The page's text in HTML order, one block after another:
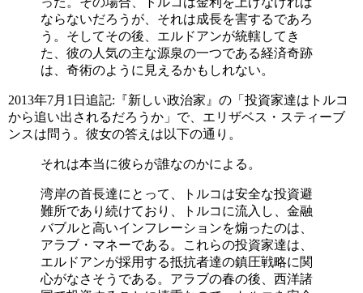
ならないだろうが、それは成長を害するであろ
う。そしてその後、エルドアンが統轄してき
た、彼の人気の主な源泉の一つである経済奇跡
は、奇術のように見えるかもしれない。
2013年7月1日追記:『新しい政治家』の「投資家達はトルコ
から追い出されるだろうか」で、エリザベス・スティーブ
ンスは問う。彼女の答えは以下の通り。
それは本当に彼らが誰なのかによる。
湾岸の首長達にとって、トルコは安全な投資避
難所であり続けており、トルコに流入し、金融
バブルと高いインフレーションを煽ったのは、
アラブ・マネーである。これらの投資家達は、
エルドアンが採用する抵抗者達の鎮圧戦略に関
心がなさそうである。アラブの春の後、西洋諸